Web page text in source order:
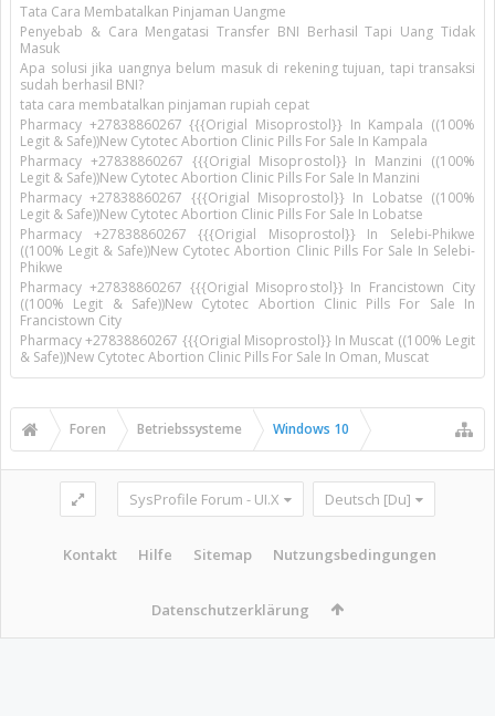
Tata Cara Membatalkan Pinjaman Uangme
Penyebab & Cara Mengatasi Transfer BNI Berhasil Tapi Uang Tidak
Masuk
Apa solusi jika uangnya belum masuk di rekening tujuan, tapi transaksi
sudah berhasil BNI?
tata cara membatalkan pinjaman rupiah cepat
Pharmacy +27838860267 {{{Origial Misoprostol}} In Kampala ((100%
Legit & Safe))New Cytotec Abortion Clinic Pills For Sale In Kampala
Pharmacy +27838860267 {{{Origial Misoprostol}} In Manzini ((100%
Legit & Safe))New Cytotec Abortion Clinic Pills For Sale In Manzini
Pharmacy +27838860267 {{{Origial Misoprostol}} In Lobatse ((100%
Legit & Safe))New Cytotec Abortion Clinic Pills For Sale In Lobatse
Pharmacy +27838860267 {{{Origial Misoprostol}} In Selebi-Phikwe
((100% Legit & Safe))New Cytotec Abortion Clinic Pills For Sale In Selebi-
Phikwe
Pharmacy +27838860267 {{{Origial Misoprostol}} In Francistown City
((100% Legit & Safe))New Cytotec Abortion Clinic Pills For Sale In
Francistown City
Pharmacy +27838860267 {{{Origial Misoprostol}} In Muscat ((100% Legit
& Safe))New Cytotec Abortion Clinic Pills For Sale In Oman, Muscat
Foren Betriebssysteme Windows 10
SysProfile Forum - UI.X Deutsch [Du]
Kontakt Hilfe Sitemap Nutzungsbedingungen
Datenschutzerklärung